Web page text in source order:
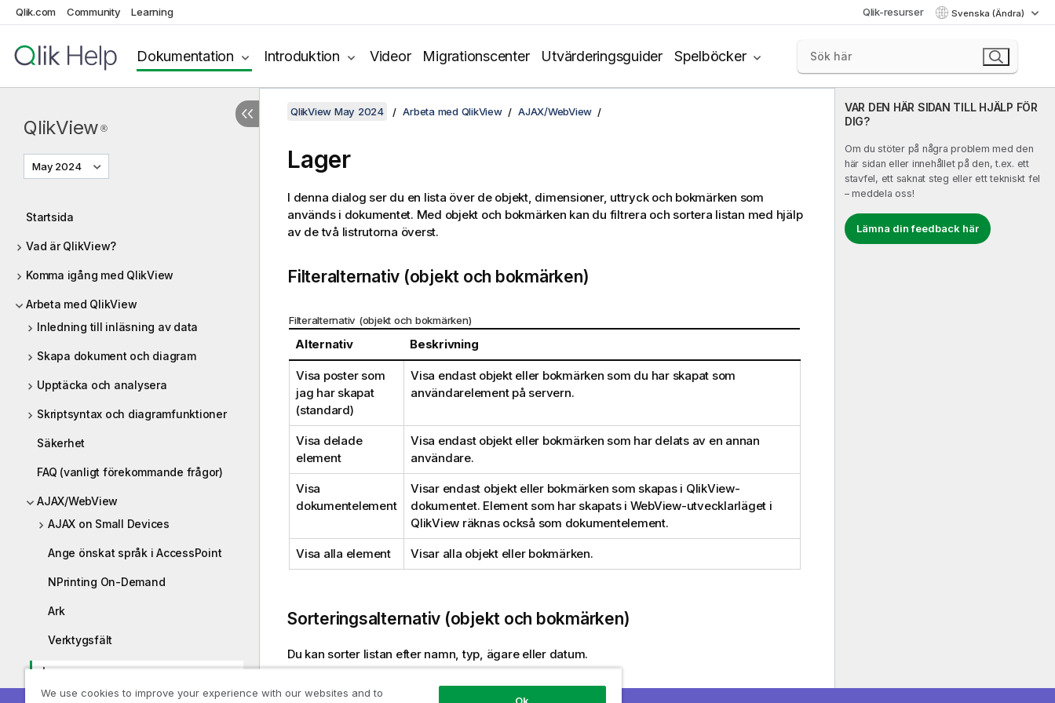
Qlik.com Community Learning Qlik-resurser Svenska (Ändra)
Dokumentation Introduktion Videor Migrationscenter Utvärderingsguider Spelböcker
QlikView ®
May 2024
Startsida
Vad är QlikView?
Komma igång med QlikView
Arbeta med QlikView
Inledning till inläsning av data
Skapa dokument och diagram
Upptäcka och analysera
Skriptsyntax och diagramfunktioner
Säkerhet
FAQ (vanligt förekommande frågor)
AJAX/WebView
AJAX on Small Devices
Ange önskat språk i AccessPoint
NPrinting On-Demand
Ark
Verktygsfält
Lager
VAR DEN HÄR SIDAN TILL HJÄLP FÖR
DIG?
Om du stöter på några problem med den
här sidan eller innehållet på den, t.ex. ett
stavfel, ett saknat steg eller ett tekniskt fel
– meddela oss!
Lämna din feedback här
QlikView May 2024 Arbeta med QlikView AJAX/WebView
Lager
I denna dialog ser du en lista över de objekt, dimensioner, uttryck och bokmärken som
används i dokumentet. Med objekt och bokmärken kan du filtrera och sortera listan med hjälp
av de två listrutorna överst.
Filteralternativ (objekt och bokmärken)
Filteralternativ (objekt och bokmärken)
Alternativ Beskrivning
Visa poster som
jag har skapat
(standard)
Visa endast objekt eller bokmärken som du har skapat som
användarelement på servern.
Visa delade
element
Visa endast objekt eller bokmärken som har delats av en annan
användare.
Visa
dokumentelement
Visar endast objekt eller bokmärken som skapas i QlikView-
dokumentet. Element som har skapats i WebView-utvecklarläget i
QlikView räknas också som dokumentelement.
Visa alla element Visar alla objekt eller bokmärken.
Sorteringsalternativ (objekt och bokmärken)
Du kan sorter listan efter namn, typ, ägare eller datum.
Objekt
We use cookies to improve your experience with our websites and to